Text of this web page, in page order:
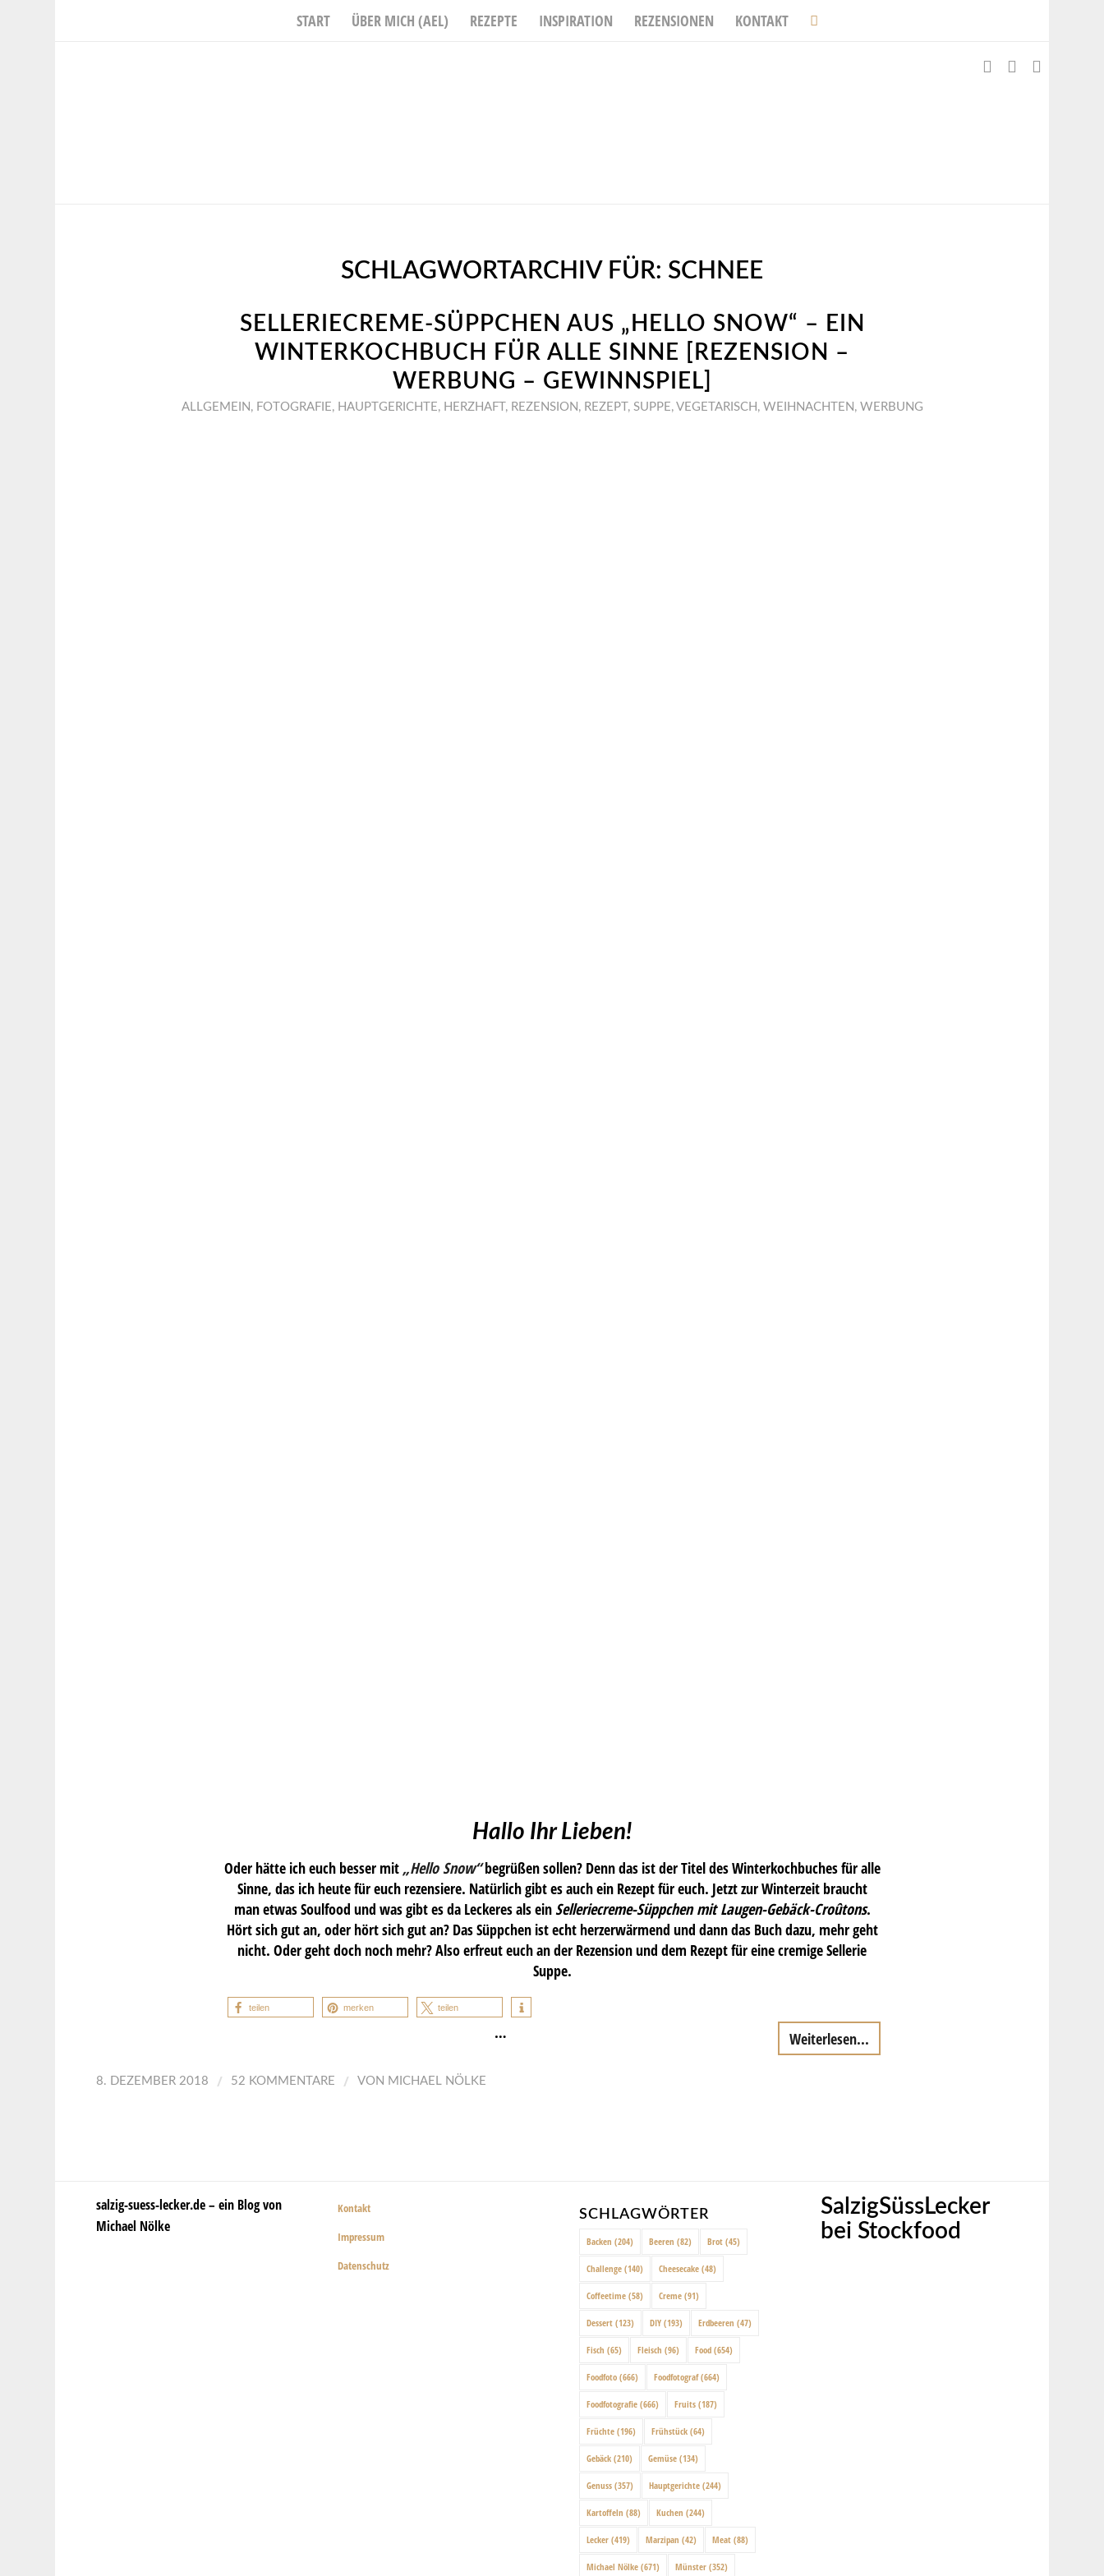
START ÜBER MICH (AEL) REZEPTE INSPIRATION REZENSIONEN KONTAKT
SCHLAGWORTARCHIV FÜR: SCHNEE
SELLERIECREME-SÜPPCHEN AUS „HELLO SNOW“ – EIN
WINTERKOCHBUCH FÜR ALLE SINNE [REZENSION –
WERBUNG – GEWINNSPIEL]
ALLGEMEIN , FOTOGRAFIE, HAUPTGERICHTE, HERZHAFT , REZENSION , REZEPT , SUPPE, VEGETARISCH , WEIHNACHTEN , WERBUNG
Hallo Ihr Lieben!
Oder hätte ich euch besser mit „Hello Snow“begrüßen sollen? Denn das ist der Titel des Winterkochbuches für alle
Sinne, das ich heute für euch rezensiere. Natürlich gibt es auch ein Rezept für euch. Jetzt zur Winterzeit braucht
man etwas Soulfood und was gibt es da Leckeres als ein Selleriecreme-Süppchen mit Laugen-Gebäck-Croûtons.
Hört sich gut an, oder hört sich gut an? Das Süppchen ist echt herzerwärmend und dann das Buch dazu, mehr geht
nicht. Oder geht doch noch mehr? Also erfreut euch an der Rezension und dem Rezept für eine cremige Sellerie
Suppe.
teilen merken teilen
… Weiterlesen...
8. DEZEMBER 2018 / 52 KOMMENTARE / VON MICHAEL NÖLKE
salzig-suess-lecker.de – ein Blog von
Michael Nölke
Kontakt
Impressum
Datenschutz
SCHLAGWÖRTER
Backen (204) Beeren (82) Brot (45)
Challenge (140) Cheesecake (48)
Coffeetime (58) Creme (91)
Dessert (123) DIY (193) Erdbeeren (47)
Fisch (65) Fleisch (96) Food (654)
Foodfoto (666) Foodfotograf(664)
Foodfotografie (666) Fruits (187)
Früchte (196) Frühstück (64)
Gebäck (210) Gemüse (134)
Genuss (357) Hauptgerichte (244)
Kartoffeln (88) Kuchen (244)
Lecker (419) Marzipan (42) Meat (88)
Michael Nölke (671) Münster (352)
SalzigSüssLecker
bei Stockfood